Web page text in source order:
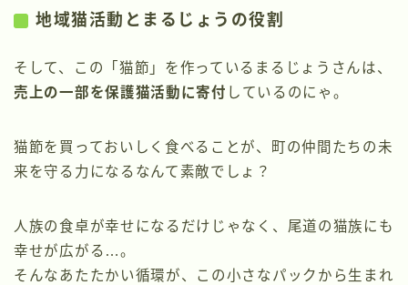
地域猫活動とまるじょうの役割
そして、この「猫節」を作っているまるじょうさんは、
売上の一部を保護猫活動に寄付 しているのにゃ。
猫節を買っておいしく食べることが、町の仲間たちの未
来を守る力になるなんて素敵でしょ？
人族の食卓が幸せになるだけじゃなく、尾道の猫族にも
幸せが広がる…。
そんなあたたかい循環が、この小さなパックから生まれ